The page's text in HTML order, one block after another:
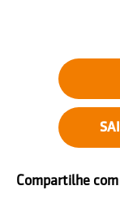
Compartilhe